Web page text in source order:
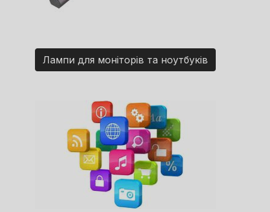
Лампи для моніторів та ноутбуків